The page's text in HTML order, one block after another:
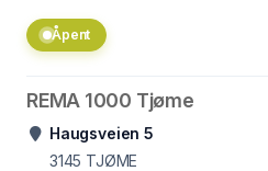
Åpent
REMA 1000 Tjøme
Haugsveien 5
3145 TJØME